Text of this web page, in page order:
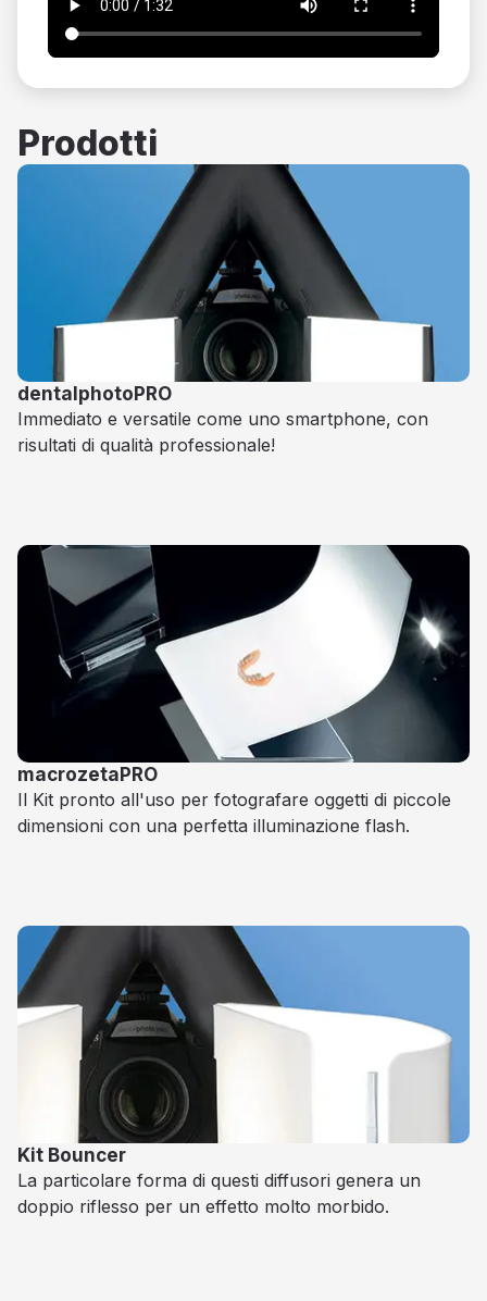
Prodotti
dentalphotoPRO
Immediato e versatile come uno smartphone, con
risultati di qualità professionale!
macrozetaPRO
Il Kit pronto all'uso per fotografare oggetti di piccole
dimensioni con una perfetta illuminazione flash.
Kit Bouncer
La particolare forma di questi diffusori genera un
doppio riflesso per un effetto molto morbido.